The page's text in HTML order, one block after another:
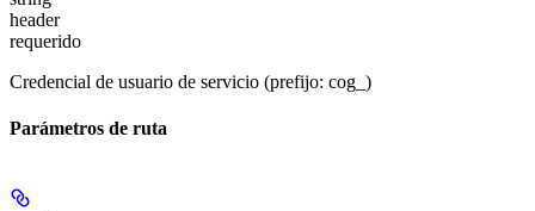
header
requerido
Credencial de usuario de servicio (prefijo: cog_)
Parámetros de ruta